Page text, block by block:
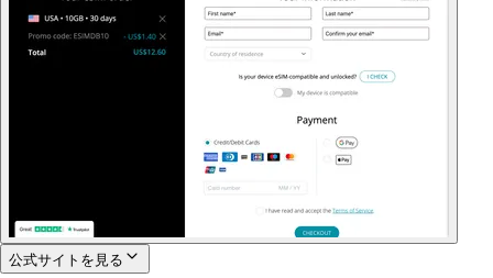
公式サイトを見る